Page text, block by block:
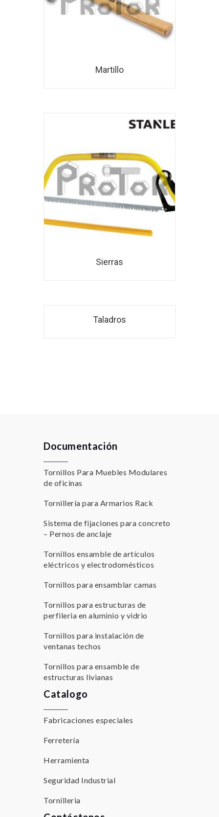
Martillo
Sierras
Taladros
Documentación
Tornillos Para Muebles Modulares
de oficinas
Tornillería para Armarios Rack
Sistema de fijaciones para concreto
– Pernos de anclaje
Tornillos ensamble de artículos
eléctricos y electrodomésticos
Tornillos para ensamblar camas
Tornillos para estructuras de
perfileria en aluminio y vidrio
Tornillos para instalación de
ventanas techos
Tornillos para ensamble de
estructuras livianas
Catalogo
Fabricaciones especiales
Ferretería
Herramienta
Seguridad Industrial
Tornilleria